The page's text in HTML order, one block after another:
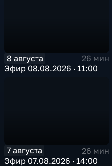
8 августа
26 мин
Эфир 08.08.2026 · 11:00
7 августа
26 мин
Эфир 07.08.2026 · 14:00